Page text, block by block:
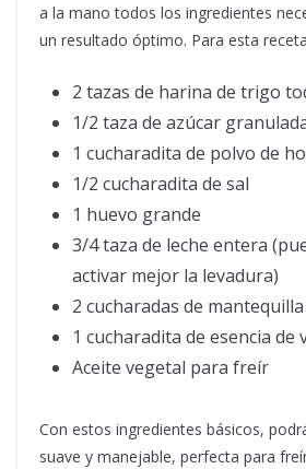
a la mano todos los ingredientes
un resultado óptimo. Para esta
2 tazas de harina de trigo
1/2 taza de azúcar
1 cucharadita de polvo de
1/2 cucharadita de sal
1 huevo grande
3/4 taza de leche entera
activar mejor la levadura)
2 cucharadas de
1 cucharadita de esencia de
Aceite vegetal para freír
Con estos ingredientes básicos,
suave y manejable, perfecta para